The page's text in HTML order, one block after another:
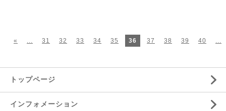
« ... 31 32 33 34 35 36 37 38 39 40 ...
トップページ
インフォメーション